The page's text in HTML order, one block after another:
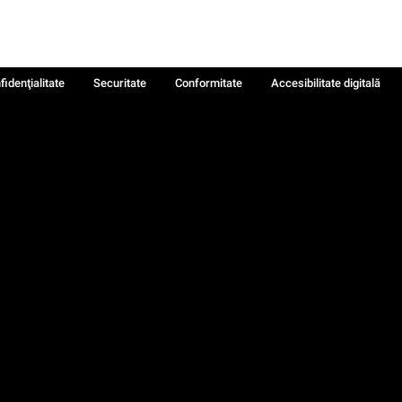
Securitate Conformitate
Accesibilitate digitală